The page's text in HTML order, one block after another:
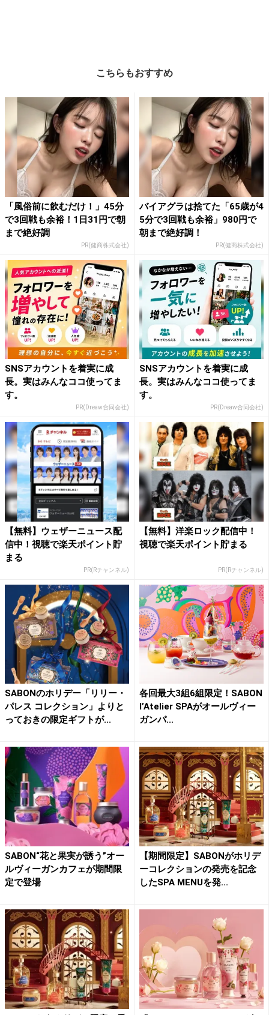
こちらもおすすめ
「風俗前に飲むだけ！」45分
で3回戦も余裕！1日31円で朝
まで絶好調
PR(健商株式会社)
バイアグラは捨てた「65歳が4
5分で3回戦も余裕」980円で
朝まで絶好調！
PR(健商株式会社)
SNSアカウントを着実に成
長。実はみんなココ使ってま
す。
PR(Dreaw合同会社)
SNSアカウントを着実に成
長。実はみんなココ使ってま
す。
PR(Dreaw合同会社)
【無料】ウェザーニュース配
信中！視聴で楽天ポイント貯
まる
PR(Rチャンネル)
【無料】洋楽ロック配信中！
視聴で楽天ポイント貯まる
PR(Rチャンネル)
SABONのホリデー「リリー・
パレス コレクション」よりと
っておきの限定ギフトが...
各回最大3組6組限定！SABON
l’Atelier SPAがオールヴィー
ガンパ...
SABON“花と果実が誘う”オー
ルヴィーガンカフェが期間限
定で登場
【期間限定】SABONがホリデ
ーコレクションの発売を記念
したSPA MENUを発...